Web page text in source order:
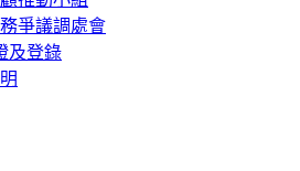
爭議調處會
及登錄